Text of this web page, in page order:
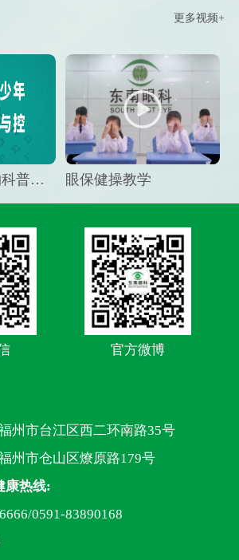
更多视频+
专家做客《乡约科普》栏目，预防孩子近视竟然这么“简单” 眼保健操教学
官方微博
州市台江区西二环南路35号
州市仓山区燎原路179号
康热线:
0591-83890168